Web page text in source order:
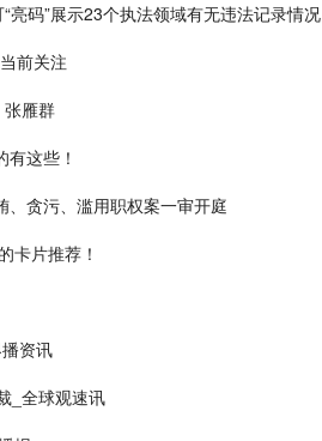
亮码”展示23个执法领域有无违法记录情况
前关注
雁群
这些！
、贪污、滥用职权案一审开庭
卡片推荐！
资讯
_全球观速讯